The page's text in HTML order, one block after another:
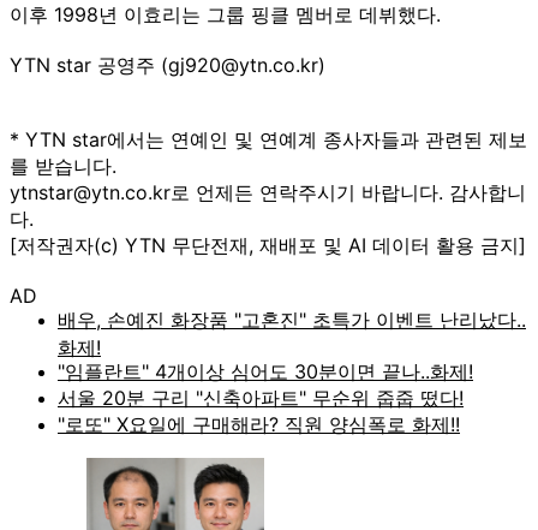
이후 1998년 이효리는 그룹 핑클 멤버로 데뷔했다.
YTN star 공영주 (gj920@ytn.co.kr)
* YTN star에서는 연예인 및 연예계 종사자들과 관련된 제보
를 받습니다.
ytnstar@ytn.co.kr로 언제든 연락주시기 바랍니다. 감사합니
다.
[저작권자(c) YTN 무단전재, 재배포 및 AI 데이터 활용 금지]
AD